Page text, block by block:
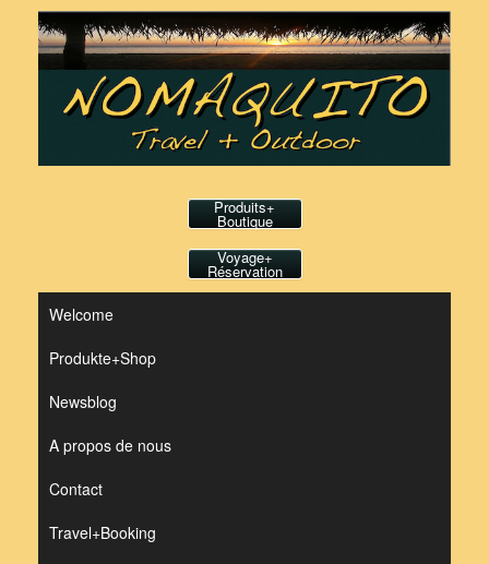
content
Produits+
Boutique
Voyage+
Réservation
Welcome
Produkte+Shop
Newsblog
A propos de nous
Contact
Travel+Booking